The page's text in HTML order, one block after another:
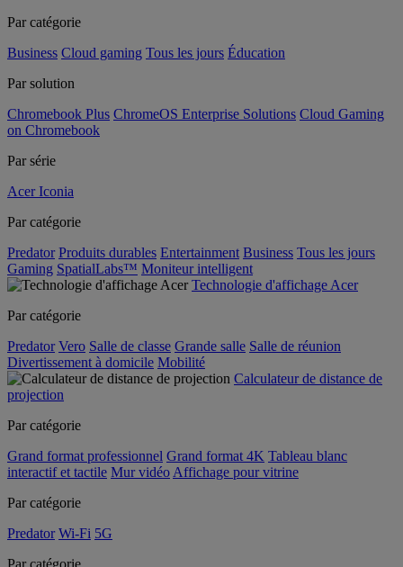
Par catégorie
Business Cloud gaming Tous les jours Éducation
Par solution
Chromebook Plus ChromeOS Enterprise Solutions Cloud Gaming
on Chromebook
Par série
Acer Iconia
Par catégorie
Predator Produits durables Entertainment Business Tous les jours
Gaming SpatialLabs™ Moniteur intelligent
Technologie d'affichage Acer
Par catégorie
Predator Vero Salle de classe Grande salle Salle de réunion
Divertissement à domicile Mobilité
Calculateur de distance de
projection
Par catégorie
Grand format professionnel Grand format 4K Tableau blanc
interactif et tactile Mur vidéo Affichage pour vitrine
Par catégorie
Predator Wi-Fi 5G
Par catégorie